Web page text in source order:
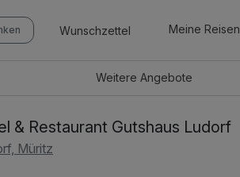
Wunschzettel Meine Reisen
WeitereAngebote
& Restaurant Gutshaus Ludorf
Müritz